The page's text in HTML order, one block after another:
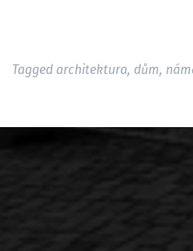
Tagged architektura, dům,